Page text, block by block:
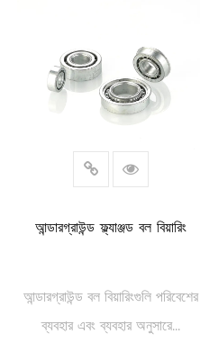
আন্ডারগ্রাউন্ড ফ্ল্যাঞ্জড বল বিয়ারিং
আন্ডারগ্রাউন্ড বল বিয়ারিংগুলি পরিবেশের
ব্যবহার এবং ব্যবহার অনুসারে...